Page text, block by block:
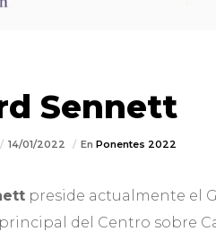
Sennett
14/01/2022 En Ponentes 2022
preside actualmente el
del Centro sobre